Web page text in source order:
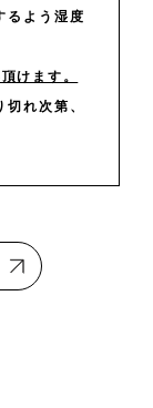
るよう湿度
けます。
れ次第、